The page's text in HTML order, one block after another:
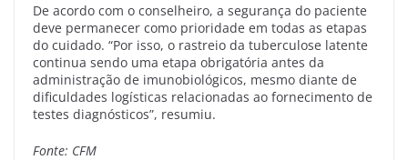
De acordo com o conselheiro, a segurança do paciente
deve permanecer como prioridade em todas as etapas
do cuidado. “Por isso, o rastreio da tuberculose latente
continua sendo uma etapa obrigatória antes da
administração de imunobiológicos, mesmo diante de
dificuldades logísticas relacionadas ao fornecimento de
testes diagnósticos”, resumiu.
Fonte: CFM